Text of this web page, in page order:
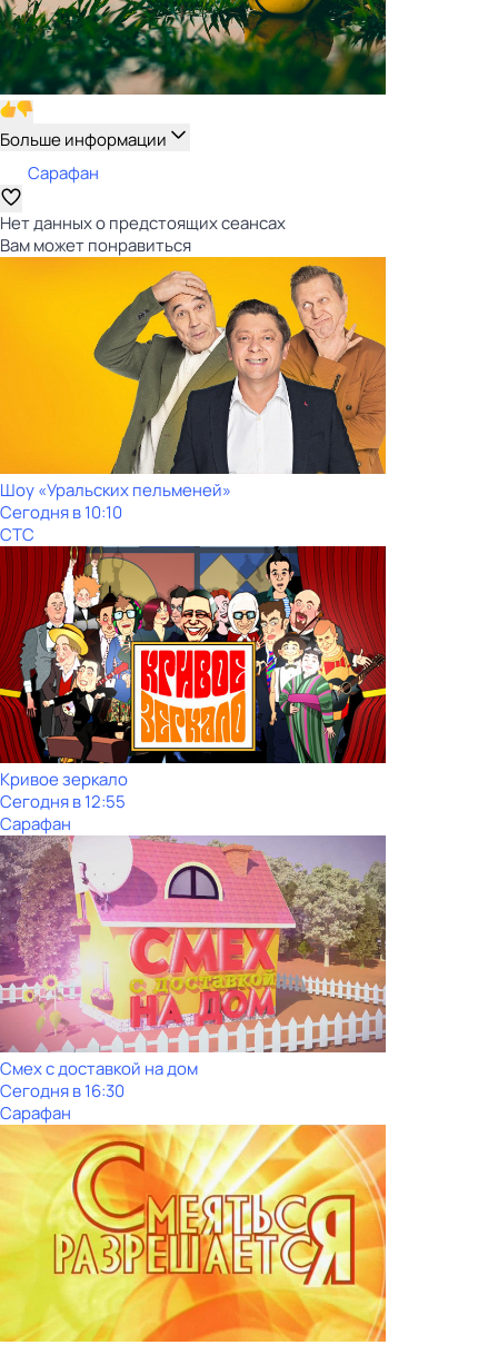
Больше информации
Сарафан
Нет данных о предстоящих сеансах
Вам может понравиться
Шоy «Уральских пeльменей»
Сегодня в 10:10
СТС
Кривое зеркало
Сегодня в 12:55
Сарафан
Смех с доставкой на дом
Сегодня в 16:30
Сарафан